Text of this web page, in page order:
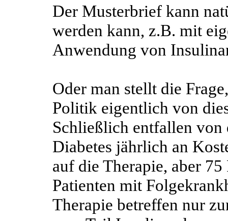
Der Musterbrief kann
werden kann, z.B. mit
Anwendung von
Oder man stellt die
Politik eigentlich von
Schließlich entfallen
Diabetes jährlich an
auf die Therapie, aber
Patienten mit
Therapie betreffen nur